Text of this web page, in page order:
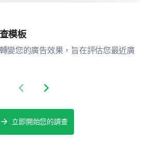
模板
變您的廣告效果，旨在評估您最近廣
Previous slide
Next slide
立即開始您的調查